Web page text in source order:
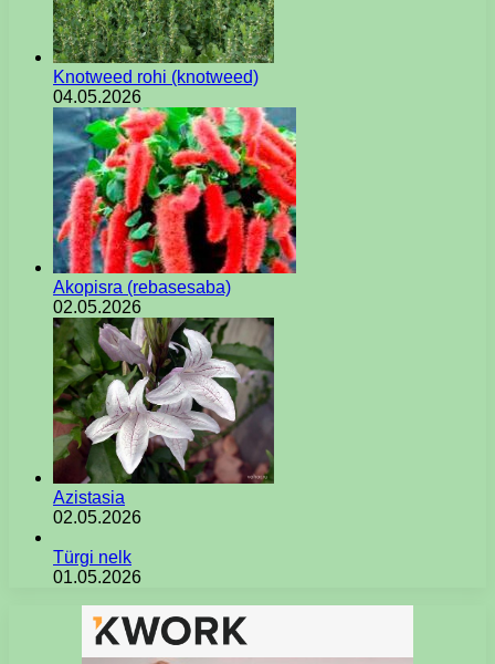
Knotweed rohi (knotweed)
04.05.2026
Akopisra (rebasesaba)
02.05.2026
Azistasia
02.05.2026
Türgi nelk
01.05.2026